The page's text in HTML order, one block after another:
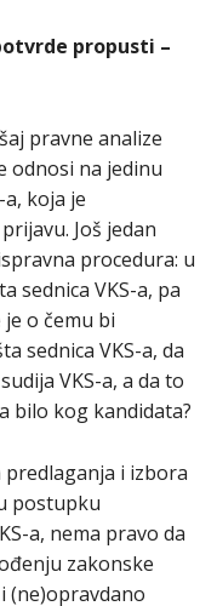
propusti –
pravne analize
odnosi na jedinu
koja je
Još jedan
procedura: u
sednica VKS-a, pa
o čemu bi
sednica VKS-a, da
VKS-a, a da to
bilo kog kandidata?
predlaganja i izbora
postupku
a, nema pravo da
zakonske
(ne)opravdano